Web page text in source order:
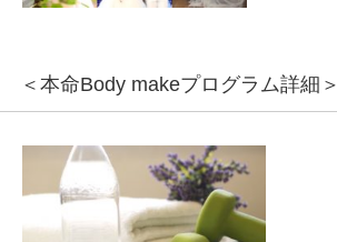
＜本命Body makeプログラム詳細＞